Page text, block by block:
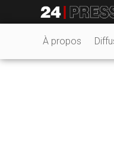
24Presse -
À propos